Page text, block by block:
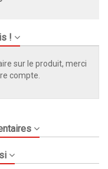
!
sur le produit, merci
compte.